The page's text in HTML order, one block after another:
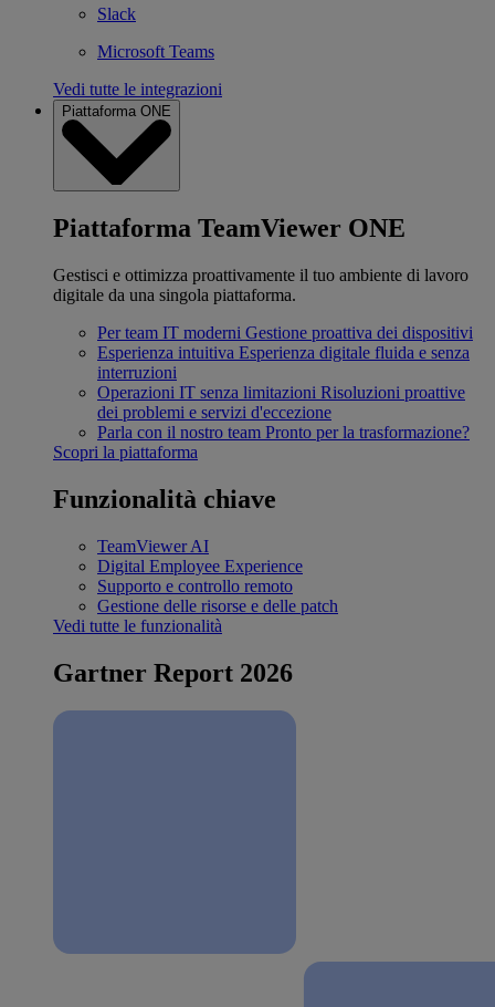
Slack
Microsoft Teams
Vedi tutte le integrazioni
Piattaforma ONE
Piattaforma TeamViewer ONE
Gestisci e ottimizza proattivamente il tuo ambiente di lavoro
digitale da una singola piattaforma.
Per team IT moderni Gestione proattiva dei dispositivi
Esperienza intuitiva Esperienza digitale fluida e senza
interruzioni
Operazioni IT senza limitazioni Risoluzioni proattive
dei problemi e servizi d'eccezione
Parla con il nostro team Pronto per la trasformazione?
Scopri la piattaforma
Funzionalità chiave
TeamViewer AI
Digital Employee Experience
Supporto e controllo remoto
Gestione delle risorse e delle patch
Vedi tutte le funzionalità
Gartner Report 2026